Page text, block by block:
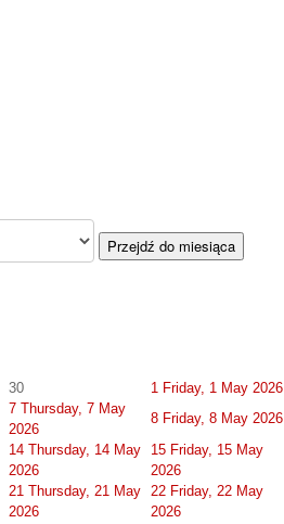
Przejdź do miesiąca
30 1 Friday, 1 May 2026
7 Thursday, 7 May
2026
8 Friday, 8 May 2026
14 Thursday, 14 May
2026
15 Friday, 15 May
2026
21 Thursday, 21 May
2026
22 Friday, 22 May
2026